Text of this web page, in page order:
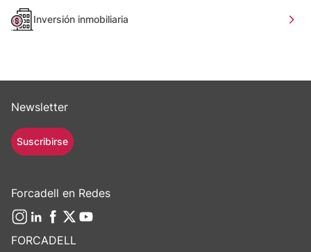
Inversión inmobiliaria
FORCADELL
Newsletter
Suscribirse
Forcadell en Redes